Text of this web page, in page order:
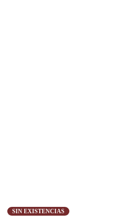
SIN EXISTENCIAS